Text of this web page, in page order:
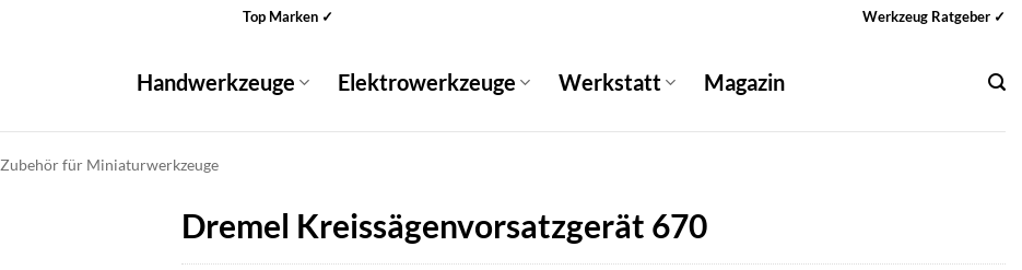
Top Marken ✓ Werkzeug Ratgeber ✓
Handwerkzeuge Elektrowerkzeuge Werkstatt Magazin
Zubehör für Miniaturwerkzeuge
Dremel Kreissägenvorsatzgerät 670